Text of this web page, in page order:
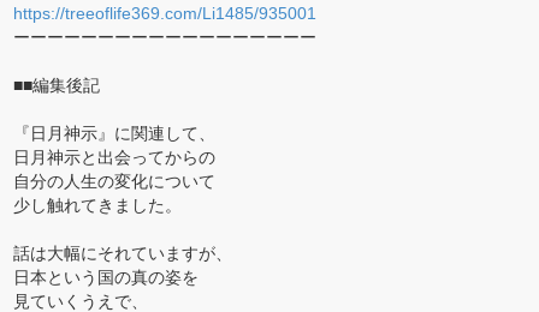
https://treeoflife369.com/Li1485/935001
ーーーーーーーーーーーーーーーーーー
■■編集後記
『日月神示』に関連して、
日月神示と出会ってからの
自分の人生の変化について
少し触れてきました。
話は大幅にそれていますが、
日本という国の真の姿を
見ていくうえで、